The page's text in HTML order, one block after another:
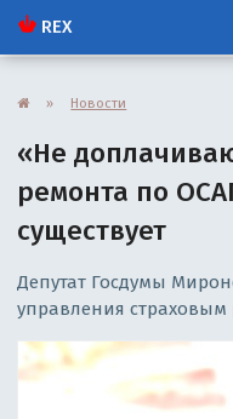
REX
» Новости
«Не
ремонта по
существует
Депутат Госдумы
управления